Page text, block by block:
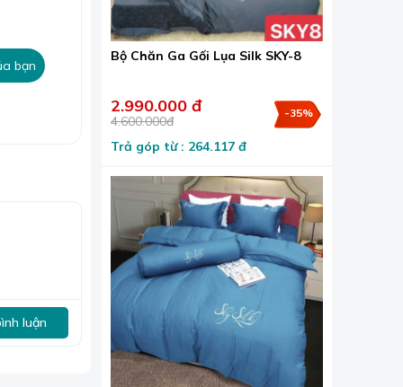
lĩnh
bạn
luận
Bộ Chăn Ga Gối Lụa Silk SKY-8
2.990.000 đ
4.600.000đ
-35%
Trả góp từ : 264.117 đ